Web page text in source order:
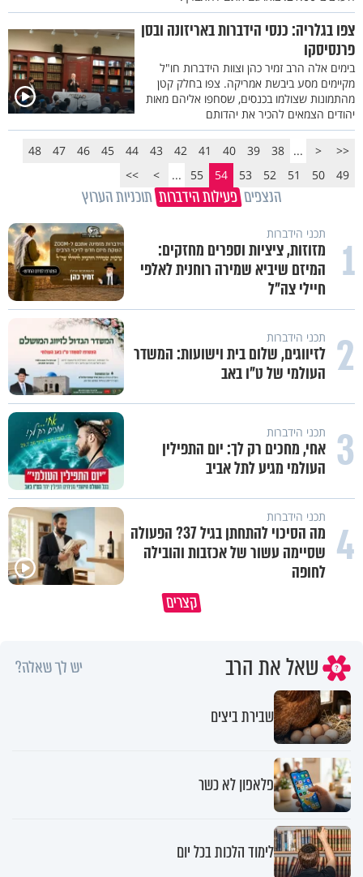
צפו בגלריה: כנסי הידברות באריזונה ובסן
פרנסיסקו
בימים אלה הרב זמיר כהן וצוות הידברות חו"ל
מקיימים מסע ביבשת אמריקה. צפו בחלק קטן
מהתמונות שצולמו בכנסים, שסחפו אליהם מאות
יהודים הצמאים להכיר את יהדותם
<<
<
...
38
39
40
41
42
43
44
45
46
47
48
49
50
51
52
53
54
55
...
>
>>
הנצפים פעילות הידברות תוכניות הערוץ
1 תכני הידברות
מזוזות, ציציות וספרים מחזקים:
המיזם שיביא שמירה רוחנית לאלפי
חיילי צה"ל
2 תכני הידברות
לזיווגים, שלום בית וישועות: המשדר
העולמי של ט"ו באב
3 תכני הידברות
אחי, מחכים רק לך: יום התפילין
העולמי מגיע לתל אביב
4 תכני הידברות
מה הסיכוי להתחתן בגיל 37? הפעולה
שסיימה עשור של אכזבות והובילה
לחופה
קצרים
מתחילים לעבוד לקראת ראש השנה
הרגעים הקשים ביותר בחיים
שאל את הרב יש לך שאלה?
שבירת ביצים
פלאפון לא כשר
לימוד הלכות בכל יום